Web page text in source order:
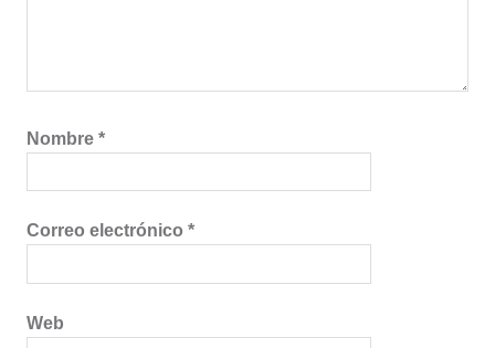
Nombre *
Correo electrónico *
Web